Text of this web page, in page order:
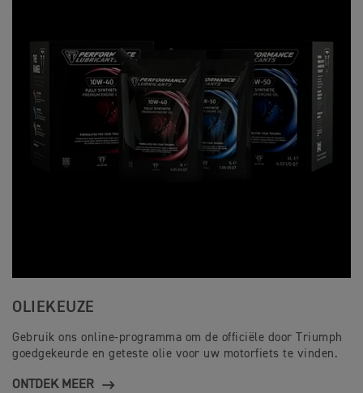
OLIEKEUZE
Gebruik ons online-programma om de officiële door Triumph
goedgekeurde en geteste olie voor uw motorfiets te vinden.
ONTDEK MEER